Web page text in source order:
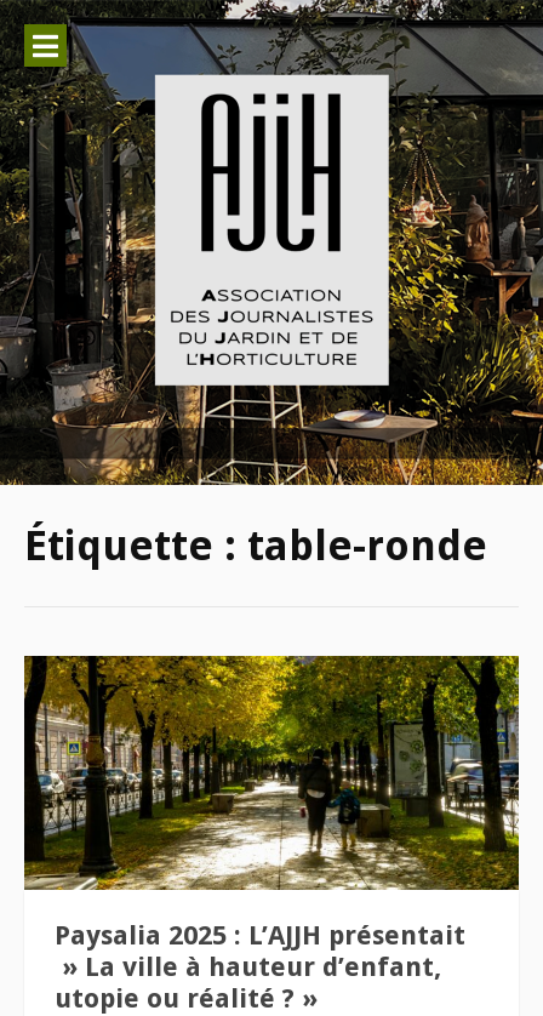
Aller
au
contenu
Association des Journalistes du
Jardin et de l'Horticulture
Étiquette : table-ronde
Paysalia 2025 : L’AJJH présentait
» La ville à hauteur d’enfant,
utopie ou réalité ? »